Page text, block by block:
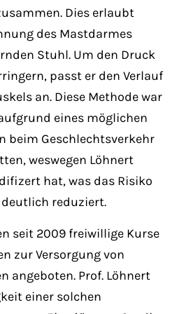
Dies erlaubt
des Mastdarmes
Stuhl. Um den Druck
passt er den Verlauf
an. Diese Methode war
eines möglichen
beim Geschlechtsverkehr
weswegen Löhnert
hat, was das Risiko
reduziert.
seit 2009 freiwillige Kurse
zur Versorgung von
angeboten. Prof. Löhnert
einer solchen